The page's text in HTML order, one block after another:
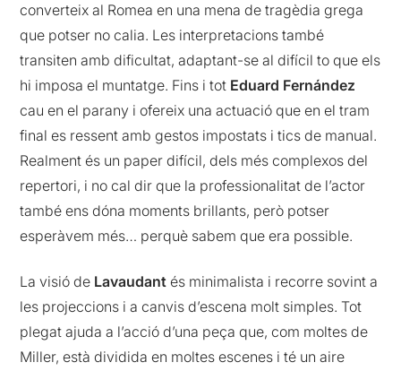
converteix al Romea en una mena de tragèdia grega
que potser no calia. Les interpretacions també
transiten amb dificultat, adaptant-se al difícil to que els
hi imposa el muntatge. Fins i tot Eduard Fernández
cau en el parany i ofereix una actuació que en el tram
final es ressent amb gestos impostats i tics de manual.
Realment és un paper difícil, dels més complexos del
repertori, i no cal dir que la professionalitat de l’actor
també ens dóna moments brillants, però potser
esperàvem més… perquè sabem que era possible.
La visió de Lavaudant és minimalista i recorre sovint a
les projeccions i a canvis d’escena molt simples. Tot
plegat ajuda a l’acció d’una peça que, com moltes de
Miller, està dividida en moltes escenes i té un aire